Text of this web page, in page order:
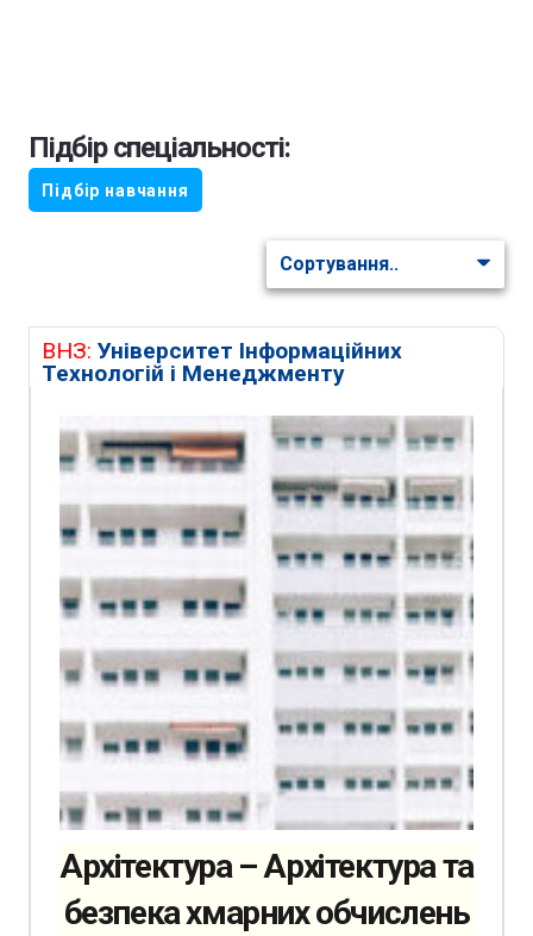
Підбір спеціальності:
Підбір навчання
ВНЗ: Університет Інформаційних
Технологій і Менеджменту
Архітектура – Архітектура та
безпека хмарних обчислень